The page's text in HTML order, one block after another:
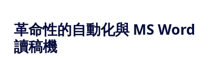
革命性的自動化與 MS Word
讀稿機